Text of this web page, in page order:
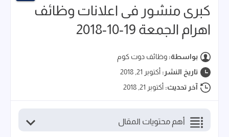
كبرى منشور فى اعلانات وظائف
اهرام الجمعة 19-10-2018
بواسطة: وظائف دوت كوم
تاريخ النشر: أكتوبر 21, 2018
آخر تحديث: أكتوبر 21, 2018
أهم محتويات المقال